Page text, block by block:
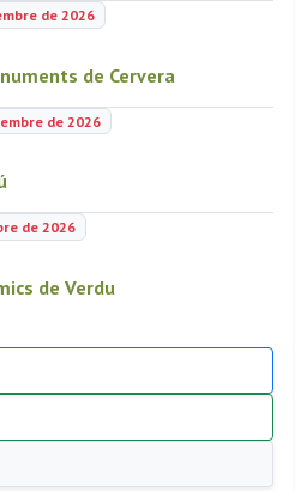
de 2026
de Cervera
de 2026
de 2026
de Verdu